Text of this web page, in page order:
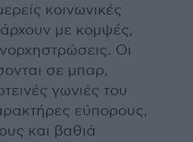
κοινωνικές
με κομψές,
Οι
σε μπαρ,
γωνιές του
εύπορους,
και βαθιά